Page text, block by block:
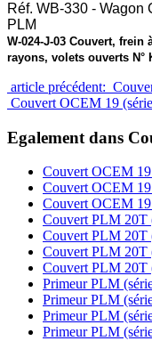
Réf. WB-330 - Wagon
PLM
W-024-J-03 Couvert, frein
rayons, volets ouverts N°
article précédent:
Couvert OCEM 19
Egalement dans
Couvert OCEM
Couvert OCEM
Couvert OCEM
Couvert PLM 20T
Couvert PLM 20T
Couvert PLM 20T
Couvert PLM 20T
Primeur PLM
Primeur PLM
Primeur PLM
Primeur PLM